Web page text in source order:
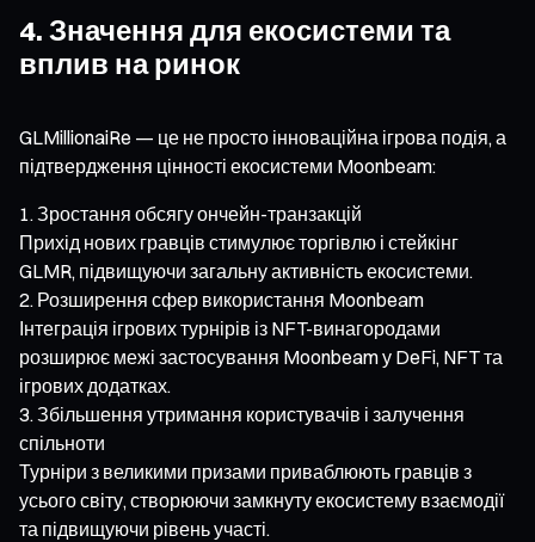
4. Значення для екосистеми та
вплив на ринок
GLMillionaiRe — це не просто інноваційна ігрова подія, а
підтвердження цінності екосистеми Moonbeam:
Зростання обсягу ончейн-транзакцій
Прихід нових гравців стимулює торгівлю і стейкінг
GLMR, підвищуючи загальну активність екосистеми.
Розширення сфер використання Moonbeam
Інтеграція ігрових турнірів із NFT-винагородами
розширює межі застосування Moonbeam у DeFi, NFT та
ігрових додатках.
Збільшення утримання користувачів і залучення
спільноти
Турніри з великими призами приваблюють гравців з
усього світу, створюючи замкнуту екосистему взаємодії
та підвищуючи рівень участі.